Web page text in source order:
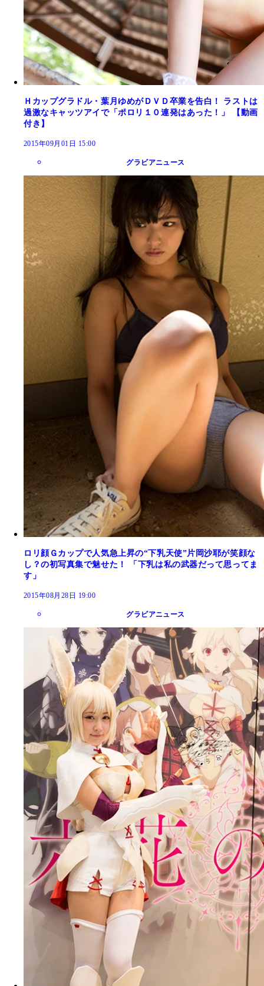
Ｈカップグラドル・葉月ゆめがＤＶＤ卒業を告白！ ラストは
過激なキャッツアイで「ポロリ１０連発はあった！」 【動画
付き】
2015年09月01日 15:00
グラビアニュース
ロリ顔Ｇカップで人気急上昇の“下乳天使”片岡沙耶が笑顔な
し？の初写真集で魅せた！ 「下乳は私の武器だって思ってま
す」
2015年08月28日 19:00
グラビアニュース